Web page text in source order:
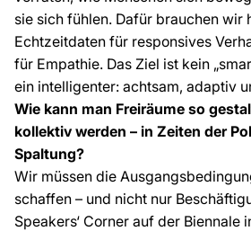
sie sich fühlen. Dafür brauchen wir
Echtzeitdaten für responsives
für Empathie. Das Ziel ist kein
ein intelligenter: achtsam, adaptiv
Wie kann man Freiräume so
kollektiv werden – in Zeiten der
Spaltung?
Wir müssen die
schaffen – und nicht nur
Speakers‘ Corner auf der Biennale